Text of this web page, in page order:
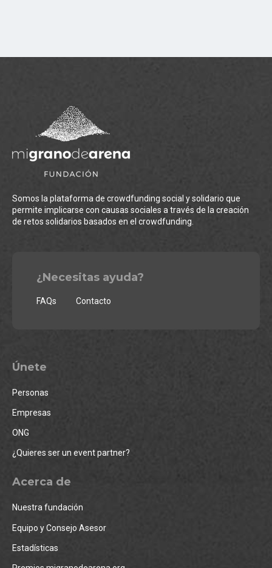
Somos la plataforma de crowdfunding social y solidario que
permite implicarse con causas sociales a través de la creación
de retos solidarios basados en el crowdfunding.
¿Necesitas ayuda?
FAQs Contacto
Únete
Personas
Empresas
ONG
¿Quieres ser un event partner?
Acerca de
Nuestra fundación
Equipo y Consejo Asesor
Estadísticas